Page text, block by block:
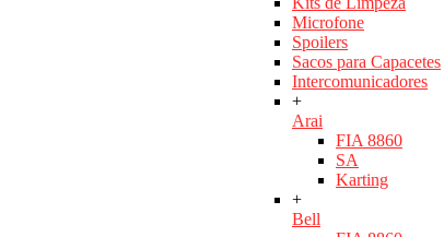
Microfone
Spoilers
Sacos para Capacetes
Intercomunicadores
+
Arai
FIA 8860
SA
Karting
+
Bell